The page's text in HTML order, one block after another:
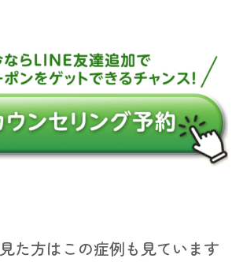
た方はこの症例も見ています